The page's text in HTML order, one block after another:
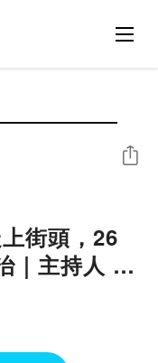
街頭，26
｜主持人 周
廖昶淳｜寶
シェア